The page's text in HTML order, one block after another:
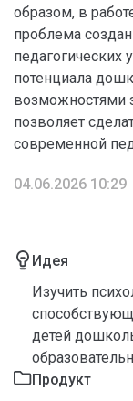
образом, в
проблема
педагогических
потенциала
возможностями
позволяет
современной
04.06.2026 10:29
Идея
Изучить
детей
Продукт